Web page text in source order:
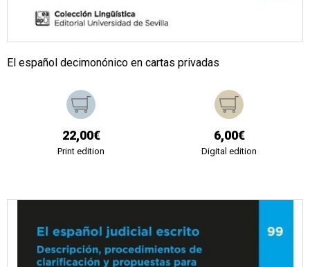
El español decimonónico en cartas privadas
22,00€
Print edition
6,00€
Digital edition